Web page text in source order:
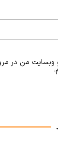
وبسایت من در